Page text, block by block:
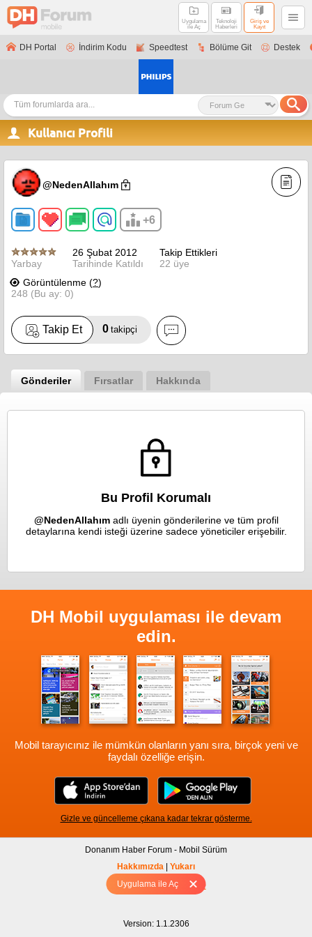
Uygulama
ile Aç
Uygulama ile Aç
Teknoloji
Haberleri
Giriş ve
Kayıt
DH Portal İndirim Kodu Speedtest Bölüme Git Destek
Kullanıcı Profili
@NedenAllahım
+6
Yarbay
26 Şubat 2012
Tarihinde Katıldı
Takip Ettikleri
22 üye
Görüntülenme (?)
248 (Bu ay: 0)
Takip Et 0 takipçi
Gönderiler Fırsatlar Hakkında
Bu Profil Korumalı
@NedenAllahımadlı üyenin gönderilerine ve tüm profil
detaylarına kendi isteği üzerine sadece yöneticiler erişebilir.
DH Mobil uygulaması ile devam
edin.
Mobil tarayıcınız ile mümkün olanların yanı sıra, birçok yeni ve
faydalı özelliğe erişin.
Gizle ve güncelleme çıkana kadar tekrar gösterme.
Donanım Haber Forum - Mobil Sürüm
Hakkımızda | Yukarı
Tam sürüm için Tıklayınız
Version: 1.1.2306